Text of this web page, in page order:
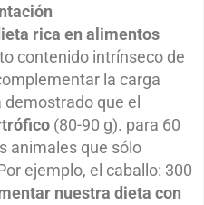
rica en alimentos
contenido intrínseco de
la carga
que el
(80-90 g). para 60
animales que sólo
ejemplo, el caballo: 300
nuestra dieta con